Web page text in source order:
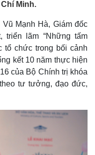
Minh.
Mạnh Hà, Giám đốc
triển lãm “Những tấm
tổ chức trong bối cảnh
kết 10 năm thực hiện
của Bộ Chính trị khóa
tư tưởng, đạo đức,